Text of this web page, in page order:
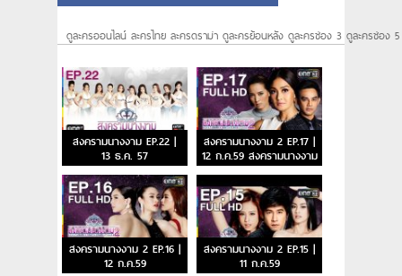
ดูละครออนไลน์ ละครไทย ละครดราม่า ดูละครย้อนหลัง ดูละครช่อง 3 ดูละครช่อง
สงครามนางงาม EP.22 |
13 ธ.ค. 57
สงครามนางงาม 2 EP.17 |
12 ก.ค.59 สงครามนางงาม
2 ตอนจบ
สงครามนางงาม 2 EP.16 |
12 ก.ค.59
สงครามนางงาม 2 EP.15 |
11 ก.ค.59